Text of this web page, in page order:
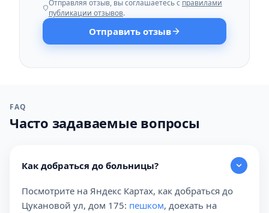
Отправляя отзыв, вы соглашаетесь с правилами
публикации отзывов.
Отправить отзыв
FAQ
Часто задаваемые вопросы
Как добраться до больницы?
Посмотрите на Яндекс Картах, как добраться до
Цукановой ул, дом 175: пешком, доехать на